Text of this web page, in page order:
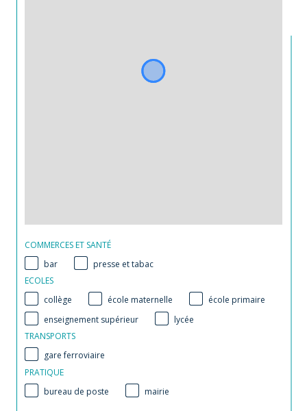
COMMERCES ET SANTÉ
bar
presse et tabac
ECOLES
collège
école maternelle
école primaire
enseignement supérieur
lycée
TRANSPORTS
gare ferroviaire
PRATIQUE
bureau de poste
mairie